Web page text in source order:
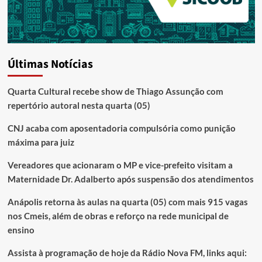
Últimas Notícias
Quarta Cultural recebe show de Thiago Assunção com
repertório autoral nesta quarta (05)
CNJ acaba com aposentadoria compulsória como punição
máxima para juiz
Vereadores que acionaram o MP e vice-prefeito visitam a
Maternidade Dr. Adalberto após suspensão dos atendimentos
Anápolis retorna às aulas na quarta (05) com mais 915 vagas
nos Cmeis, além de obras e reforço na rede municipal de
ensino
Assista à programação de hoje da Rádio Nova FM, links aqui: